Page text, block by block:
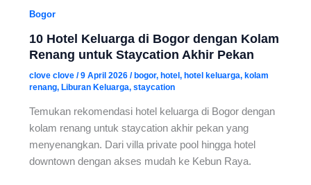
Bogor
10 Hotel Keluarga di Bogor dengan Kolam
Renang untuk Staycation Akhir Pekan
clove clove /9 April 2026 /bogor, hotel, hotel keluarga, kolam
renang, Liburan Keluarga, staycation
Temukan rekomendasi hotel keluarga di Bogor dengan
kolam renang untuk staycation akhir pekan yang
menyenangkan. Dari villa private pool hingga hotel
downtown dengan akses mudah ke Kebun Raya.